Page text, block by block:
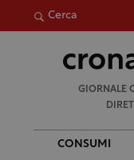
Cerca
GIORNALE
CONSUMI